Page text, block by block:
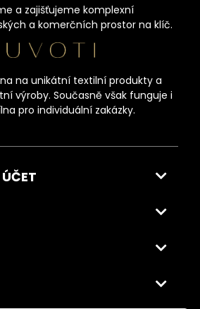
a zajišťujeme komplexní
a komerčních prostor na klíč.
na unikátní textilní produkty a
výroby. Současně však funguje i
pro individuální zakázky.